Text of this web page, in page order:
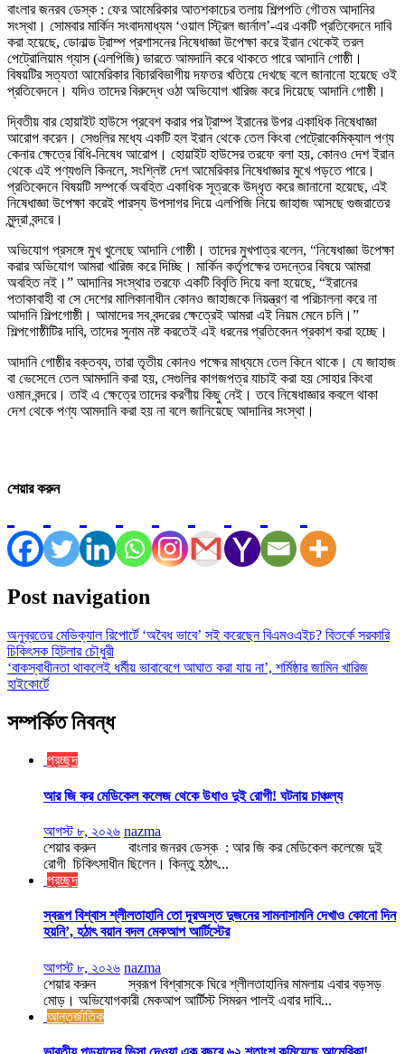
বাংলার জনরব ডেস্ক : ফের আমেরিকার আতশকাচের তলায় শিল্পপতি গৌতম আদানির
সংস্থা। সোমবার মার্কিন সংবাদমাধ্যম ‘ওয়াল স্ট্রিল জার্নাল’-এর একটি প্রতিবেদনে দাবি
করা হয়েছে, ডোনাল্ড ট্রাম্প প্রশাসনের নিষেধাজ্ঞা উপেক্ষা করে ইরান থেকেই তরল
পেট্রোলিয়াম গ্যাস (এলপিজি) ভারতে আমদানি করে থাকতে পারে আদানি গোষ্ঠী।
বিষয়টির সত্যতা আমেরিকার বিচারবিভাগীয় দফতর খতিয়ে দেখছে বলে জানানো হয়েছে ওই
প্রতিবেদনে। যদিও তাদের বিরুদ্ধে ওঠা অভিযোগ খারিজ করে দিয়েছে আদানি গোষ্ঠী।
দ্বিতীয় বার হোয়াইট হাউসে প্রবেশ করার পর ট্রাম্প ইরানের উপর একাধিক নিষেধাজ্ঞা
আরোপ করেন। সেগুলির মধ্যে একটি হল ইরান থেকে তেল কিংবা পেট্রোকেমিক্যাল পণ্য
কেনার ক্ষেত্রে বিধি-নিষেধ আরোপ। হোয়াইট হাউসের তরফে বলা হয়, কোনও দেশ ইরান
থেকে এই পণ্যগুলি কিনলে, সংশ্লিষ্ট দেশ আমেরিকার নিষেধাজ্ঞার মুখে পড়তে পারে।
প্রতিবেদনে বিষয়টি সম্পর্কে অবহিত একাধিক সূত্রকে উদ্ধৃত করে জানানো হয়েছে, এই
নিষেধাজ্ঞা উপেক্ষা করেই পারস্য উপসাগর দিয়ে এলপিজি নিয়ে জাহাজ আসছে গুজরাতের
মুন্দ্রা বন্দরে।
অভিযোগ প্রসঙ্গে মুখ খুলেছে আদানি গোষ্ঠী। তাদের মুখপাত্র বলেন, “নিষেধাজ্ঞা উপেক্ষা
করার অভিযোগ আমরা খারিজ করে দিচ্ছি। মার্কিন কর্তৃপক্ষের তদন্তের বিষয়ে আমরা
অবহিত নই।” আদানির সংস্থার তরফে একটি বিবৃতি দিয়ে বলা হয়েছে, “ইরানের
পতাকাবাহী বা সে দেশের মালিকানাধীন কোনও জাহাজকে নিয়ন্ত্রণ বা পরিচালনা করে না
আদানি শিল্পগোষ্ঠী। আমাদের সব বন্দরের ক্ষেত্রেই আমরা এই নিয়ম মেনে চলি।”
শিল্পগোষ্ঠীটির দাবি, তাদের সুনাম নষ্ট করতেই এই ধরনের প্রতিবেদন প্রকাশ করা হচ্ছে।
আদানি গোষ্ঠীর বক্তব্য, তারা তৃতীয় কোনও পক্ষের মাধ্যমে তেল কিনে থাকে। যে জাহাজ
বা ভেসেলে তেল আমদানি করা হয়, সেগুলির কাগজপত্র যাচাই করা হয় সোহার কিংবা
ওমান বন্দরে। তাই এ ক্ষেত্রে তাদের করণীয় কিছু নেই। তবে নিষেধাজ্ঞার কবলে থাকা
দেশ থেকে পণ্য আমদানি করা হয় না বলে জানিয়েছে আদানির সংস্থা।
শেয়ার করুন
Post navigation
অনুব্রতের মেডিক্যাল রিপোর্টে ‘অবৈধ ভাবে’ সই করেছেন বিএমওএইচ? বিতর্কে সরকারি
চিকিৎসক হিটলার চৌধুরী
‘বাকস্বাধীনতা থাকলেই ধর্মীয় ভাবাবেগে আঘাত করা যায় না’, শর্মিষ্ঠার জামিন খারিজ
হাইকোর্টে
সম্পর্কিত নিবন্ধ
প্রচ্ছদ
আর জি কর মেডিকেল কলেজ থেকে উধাও দুই রোগী! ঘটনায় চাঞ্চল্য
আগস্ট ৮, ২০২৬ nazma
শেয়ার করুন বাংলার জনরব ডেস্ক : আর জি কর মেডিকেল কলেজে দুই
রোগী চিকিৎসাধীন ছিলেন। কিন্তু হঠাৎ...
প্রচ্ছদ
স্বরূপ বিশ্বাস শ্লীলতাহানি তো দূরঅস্ত দুজনের সামনাসামনি দেখাও কোনো দিন
হয়নি’, হঠাৎ বয়ান বদল মেকআপ আর্টিস্টের
আগস্ট ৮, ২০২৬ nazma
শেয়ার করুন স্বরূপ বিশ্বাসকে ঘিরে শ্লীলতাহানির মামলায় এবার বড়সড়
মোড়। অভিযোগকারী মেকআপ আর্টিস্ট সিমরন পালই এবার দাবি...
আন্তর্জাতিক